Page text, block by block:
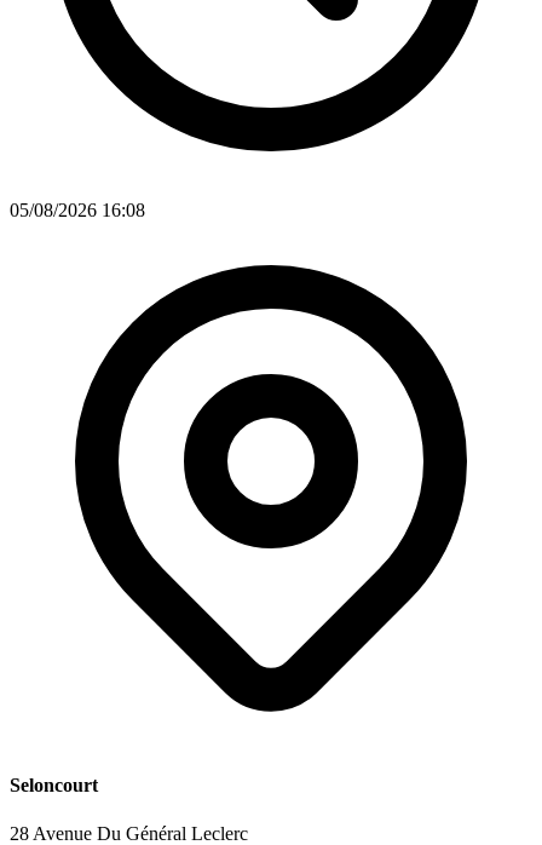
05/08/2026 16:08
Seloncourt
28 Avenue Du Général Leclerc